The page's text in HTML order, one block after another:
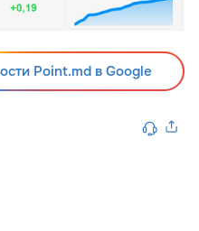
Point.md в Google